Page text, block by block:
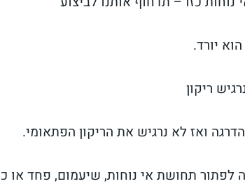
יורד.
ריקון
ואז לא נרגיש את הריקון הפתאומי.
לפתור תחושת אי נוחות, שיעמום, פחד או